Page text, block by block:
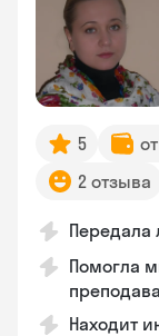
5
2 отзыва
Передала
Помогла
Находит